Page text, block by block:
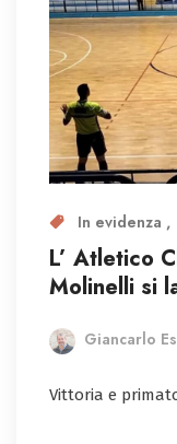
In evidenza
L’ Atletico
Molinelli si
Giancarlo
Vittoria e